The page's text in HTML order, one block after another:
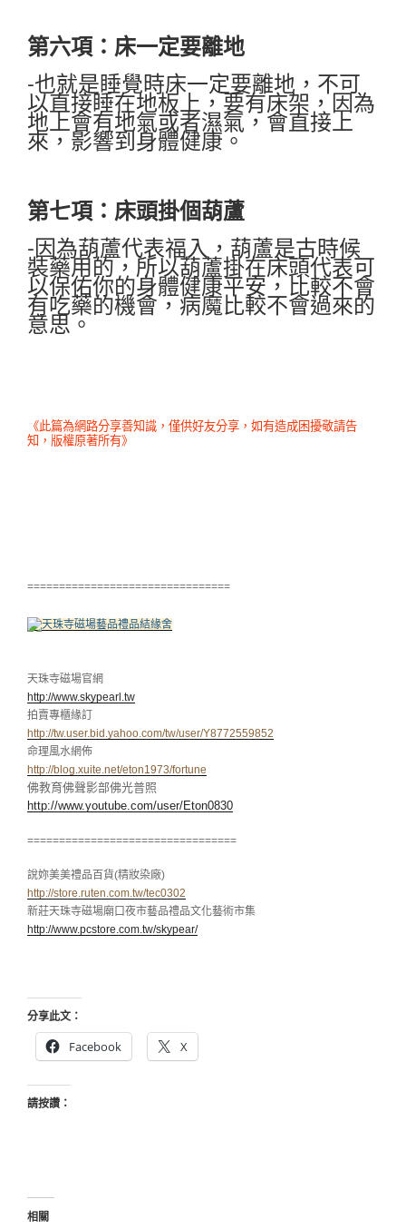
第六項：床一定要離地
-也就是睡覺時床一定要離地，不可
以直接睡在地板上，要有床架，因為
地上會有地氣或者濕氣，會直接上
來，影響到身體健康。
第七項：床頭掛個葫蘆
-因為葫蘆代表福入，葫蘆是古時候
裝藥用的，所以葫蘆掛在床頭代表可
以保佑你的身體健康平安，比較不會
有吃藥的機會，病魔比較不會過來的
意思。
《此篇為網路分享善知識，僅供好友分享，如有造成困擾敬請告
知，版權原著所有》
================================
天珠寺磁場官網
http://www.skypearl.tw
拍賣專櫃緣訂
http://tw.user.bid.yahoo.com/tw/user/Y8772559852
命理風水網佈
http://blog.xuite.net/eton1973/fortune
佛教育佛聲影部佛光普照
http://www.youtube.com/user/Eton0830
=================================
說妳美美禮品百貨(精妝染廠)
http://store.ruten.com.tw/tec0302
新莊天珠寺磁場廟口夜市藝品禮品文化藝術市集
http://www.pcstore.com.tw/skypear/
分享此文：
Facebook
X
請按讚：
相關